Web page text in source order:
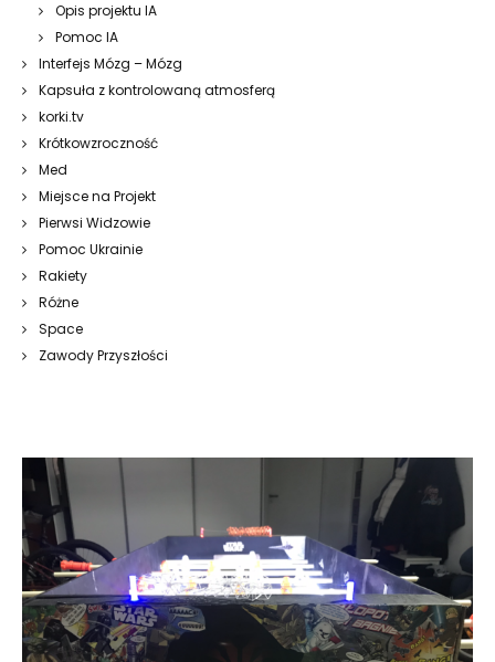
Opis projektu IA
Pomoc IA
Interfejs Mózg – Mózg
Kapsuła z kontrolowaną atmosferą
korki.tv
Krótkowzroczność
Med
Miejsce na Projekt
Pierwsi Widzowie
Pomoc Ukrainie
Rakiety
Różne
Space
Zawody Przyszłości